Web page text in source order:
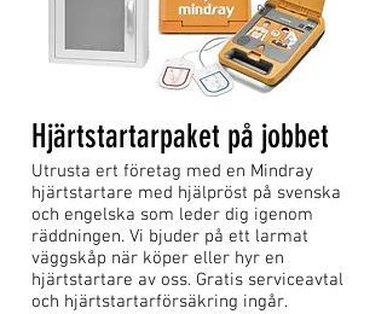
Hjärtstartarpaket på jobbet
Utrusta ert företag med en Mindray
hjärtstartare med hjälpröst på svenska
och engelska som leder dig igenom
räddningen. Vi bjuder på ett larmat
väggskåp när köper eller hyr en
hjärtstartare av oss. Gratis serviceavtal
och hjärtstartarförsäkring ingår.